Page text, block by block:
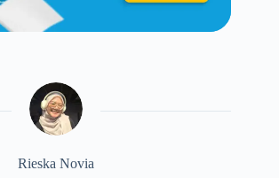
Rieska Novia